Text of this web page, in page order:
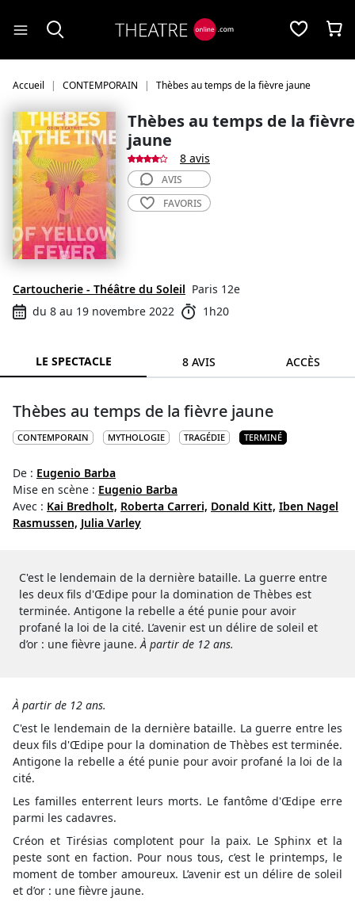
Accueil CONTEMPORAIN Thèbes au temps de la fièvre jaune
Thèbes au temps de la fièvre
jaune
8 avis
Cartoucherie - Théâtre du Soleil Paris 12e
du 8 au 19 novembre 2022
1h20
AVIS
FAVORIS
LE SPECTACLE 8 AVIS ACCÈS
Thèbes au temps de la fièvre jaune
CONTEMPORAIN MYTHOLOGIE TRAGÉDIE TERMINÉ
De : Eugenio Barba
Mise en scène : Eugenio Barba
Avec : Kai Bredholt, Roberta Carreri, Donald Kitt, Iben Nagel
Rasmussen, Julia Varley
C'est le lendemain de la dernière bataille. La guerre entre
les deux fils d'Œdipe pour la domination de Thèbes est
terminée. Antigone la rebelle a été punie pour avoir
profané la loi de la cité. L’avenir est un délire de soleil et
d’or : une fièvre jaune. À partir de 12 ans.
À partir de 12 ans.
C'est le lendemain de la dernière bataille. La guerre entre les
deux fils d'Œdipe pour la domination de Thèbes est terminée.
Antigone la rebelle a été punie pour avoir profané la loi de la
cité.
Les familles enterrent leurs morts. Le fantôme d'Œdipe erre
parmi les cadavres.
Créon et Tirésias complotent pour la paix. Le Sphinx et la
peste sont en faction. Pour nous tous, c’est le printemps, le
moment de tomber amoureux. L’avenir est un délire de soleil
et d’or : une fièvre jaune.